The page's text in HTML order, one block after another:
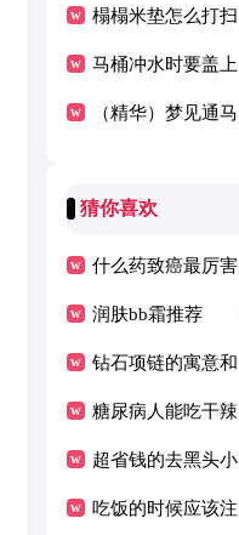
值和做法
榻榻米垫怎么打扫
马桶冲水时要盖上
马桶盖吗
（精华）梦见通马
猜你喜欢
什么药致癌最厉害
无味
润肤bb霜推荐
钻石项链的寓意和
情感话术
糖尿病人能吃干辣
椒吗
超省钱的去黑头小
妙招
吃饭的时候应该注